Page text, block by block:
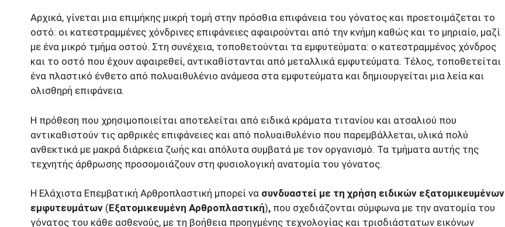
Αρχικά, γίνεται μια επιμήκης μικρή τομή στην πρόσθια επιφάνεια του γόνατος και προετοιμάζεται το
οστό: οι κατεστραμμένες χόνδρινες επιφάνειες αφαιρούνται από την κνήμη καθώς και το μηριαίο, μαζί
με ένα μικρό τμήμα οστού. Στη συνέχεια, τοποθετούνται τα εμφυτεύματα: ο κατεστραμμένος χόνδρος
και το οστό που έχουν αφαιρεθεί, αντικαθίστανται από μεταλλικά εμφυτεύματα. Τέλος, τοποθετείται
ένα πλαστικό ένθετο από πολυαιθυλένιο ανάμεσα στα εμφυτεύματα και δημιουργείται μια λεία και
ολισθηρή επιφάνεια.
Η πρόθεση που χρησιμοποιείται αποτελείται από ειδικά κράματα τιτανίου και ατσαλιού που
αντικαθιστούν τις αρθρικές επιφάνειες και από πολυαιθυλένιο που παρεμβάλλεται, υλικά πολύ
ανθεκτικά με μακρά διάρκεια ζωής και απόλυτα συμβατά με τον οργανισμό. Τα τμήματα αυτής της
τεχνητής άρθρωσης προσομοιάζουν στη φυσιολογική ανατομία του γόνατος.
Η Ελάχιστα Επεμβατική Αρθροπλαστική μπορεί να συνδυαστεί με τη χρήση ειδικών εξατομικευμένων
εμφυτευμάτων (Εξατομικευμένη Αρθροπλαστική), που σχεδιάζονται σύμφωνα με την ανατομία του
γόνατος του κάθε ασθενούς, με τη βοήθεια προηγμένης τεχνολογίας και τρισδιάστατων εικόνων